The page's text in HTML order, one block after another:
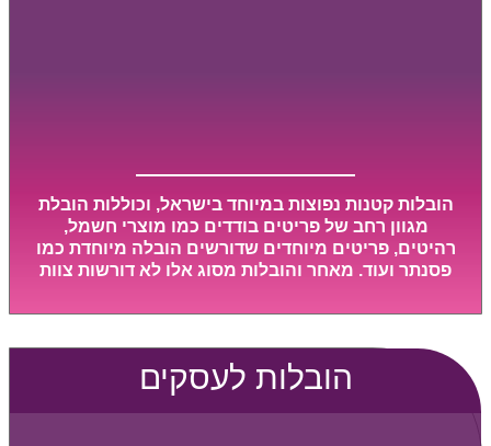
הובלות קטנות נפוצות במיוחד בישראל, וכוללות הובלת
מגוון רחב של פריטים בודדים כמו מוצרי חשמל,
רהיטים, פריטים מיוחדים שדורשים הובלה מיוחדת כמו
פסנתר ועוד. מאחר והובלות מסוג אלו לא דורשות צוות
ביותר, ובמחירים נוחים וגמישים.
הובלות לעסקים